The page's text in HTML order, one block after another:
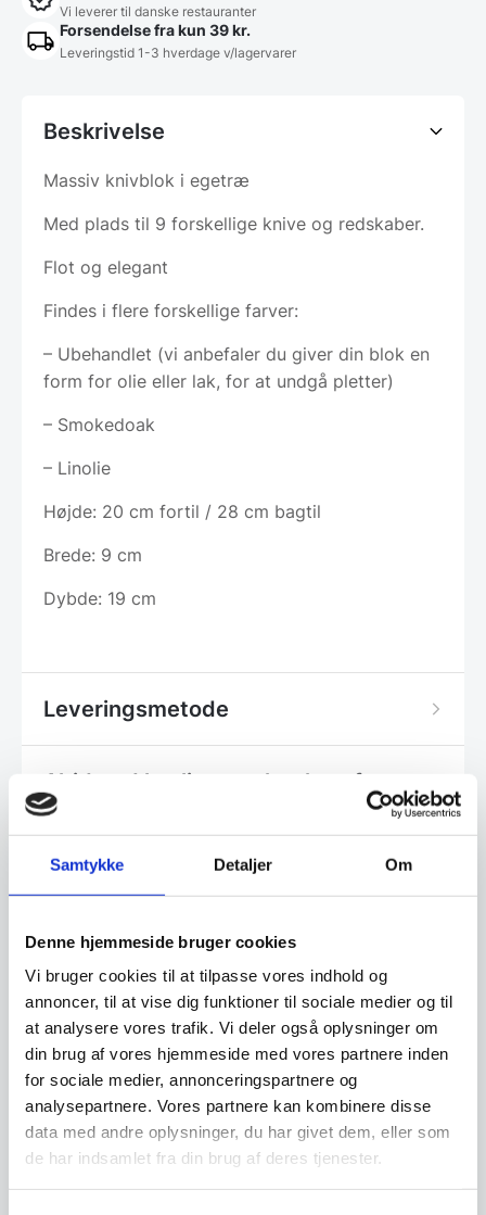
Samtykke Detaljer Om
Denne hjemmeside bruger cookies
Vi bruger cookies til at tilpasse vores indhold og
annoncer, til at vise dig funktioner til sociale medier og til
at analysere vores trafik. Vi deler også oplysninger om
din brug af vores hjemmeside med vores partnere inden
for sociale medier, annonceringspartnere og
analysepartnere. Vores partnere kan kombinere disse
data med andre oplysninger, du har givet dem, eller som
de har indsamlet fra din brug af deres tjenester.
Vi leverer til danske restauranter
Forsendelse fra kun 39 kr.
Leveringstid 1-3 hverdage v/lagervarer
Beskrivelse
Massiv knivblok i egetræ
Med plads til 9 forskellige knive og redskaber.
Flot og elegant
Findes i flere forskellige farver:
– Ubehandlet (vi anbefaler du giver din blok en
form for olie eller lak, for at undgå pletter)
– Smokedoak
– Linolie
Højde: 20 cm fortil / 28 cm bagtil
Brede: 9 cm
Dybde: 19 cm
Leveringsmetode
Altid god kvalitet, se her hvorfor
Relaterede varer
Populært SPAR 50%